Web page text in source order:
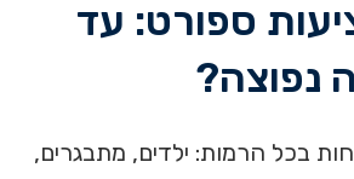
ספורט: עד
נפוצה?
בכל הרמות: ילדים, מתבגרים,